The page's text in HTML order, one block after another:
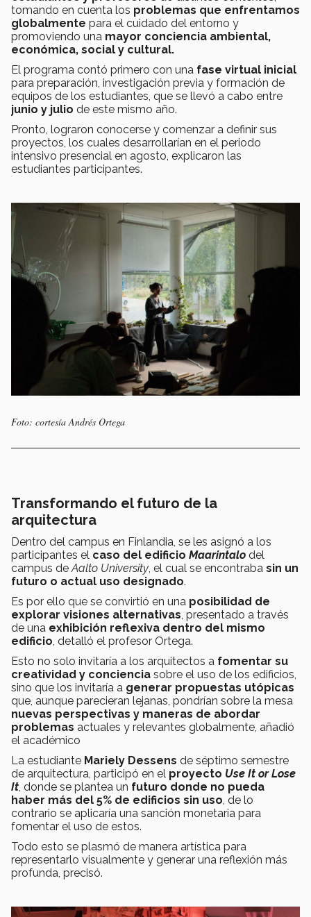
tomando en cuenta los problemas que enfrentamos
globalmente para el cuidado del entorno y
promoviendo una mayor conciencia ambiental,
económica, social y cultural.
El programa contó primero con una fase virtual inicial
para preparación, investigación previa y formación de
equipos de los estudiantes, que se llevó a cabo entre
junio y julio de este mismo año.
Pronto, lograron conocerse y comenzar a definir sus
proyectos, los cuales desarrollarían en el periodo
intensivo presencial en agosto, explicaron las
estudiantes participantes.
Foto: cortesía Andrés Ortega
Transformando el futuro de la
arquitectura
Dentro del campus en Finlandia, se les asignó a los
participantes el caso del edificio Maarintalo del
campus de Aalto University , el cual se encontraba sin un
futuro o actual uso designado.
Es por ello que se convirtió en una posibilidad de
explorar visiones alternativas , presentado a través
de una exhibición reflexiva dentro del mismo
edificio detalló el profesor Ortega.
Esto no solo invitaría a los arquitectos a fomentar su
creatividad y conciencia sobre el uso de los edificios,
sino que los invitaría a generar propuestas utópicas
que, aunque parecieran lejanas, pondrían sobre la mesa
nuevas perspectivas y maneras de abordar
problemas actuales y relevantes globalmente, añadió
el académico
La estudiante Mariely Dessens de séptimo semestre
de arquitectura, participó en el proyecto Use It or Lose
It , donde se plantea un futuro donde no pueda
haber más del 5% de edificios sin uso , de lo
contrario se aplicaría una sanción monetaria para
fomentar el uso de estos.
Todo esto se plasmó de manera artística para
representarlo visualmente y generar una reflexión más
profunda, precisó.